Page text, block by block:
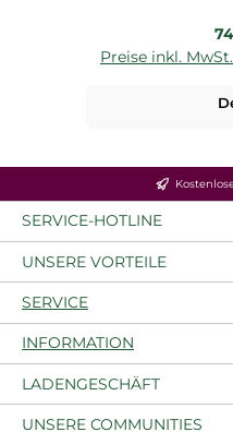
Preise inkl.
SERVICE-HOTLINE
UNSERE VORTEILE
SERVICE
INFORMATION
LADENGESCHÄFT
UNSERE COMMUNITIES